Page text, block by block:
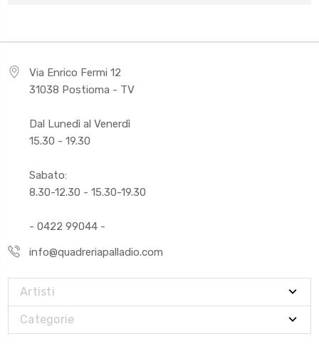
Via Enrico Fermi 12
31038 Postioma - TV
Dal Lunedì al Venerdì
15.30 - 19.30
Sabato:
8.30-12.30 - 15.30-19.30
- 0422 99044 -
info@quadreriapalladio.com
Artisti
Categorie